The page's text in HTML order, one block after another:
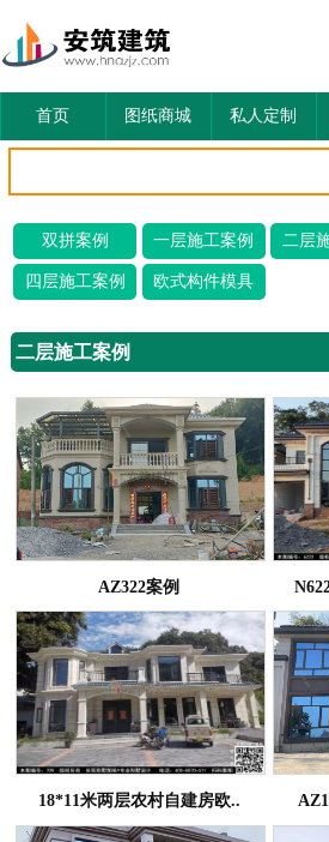
首页 图纸商城 私人定制
双拼案例 一层施工案例 二层
四层施工案例 欧式构件模具
二层施工案例
AZ322案例
18*11米两层农村自建房欧..